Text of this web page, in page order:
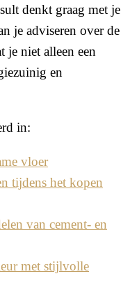
denkt graag met je
je adviseren over de
je niet alleen een
en
in:
vloer
tijdens het kopen
van cement- en
met stijlvolle